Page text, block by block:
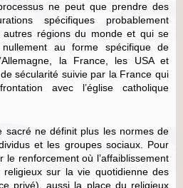
ne peut que prendre des
spécifiques probablement
régions du monde et qui se
nullement au forme spécifique de
la France, les USA et
sécularité suivie par la France qui
avec l’église catholique
sacré ne définit plus les normes de
et les groupes sociaux. Pour
le renforcement où l’affaiblissement
religieux sur la vie quotidienne des
privé), aussi la place du religieux